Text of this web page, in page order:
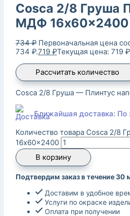
Cosca 2/8 Груша
МДФ 16x60x2400
734₽ Первоначальная цена
734 ₽.719 ₽Текущая цена: 719
Рассчитать количество
Cosca 2/8 Груша — Плинтус
Ближайшая доставка: По
Количество товара Cosca 2/8
16x60x2400
В корзину
Подтвердим заказ в течение 30
Доставим в удобное
Услуги по окраске
Оплата при получении